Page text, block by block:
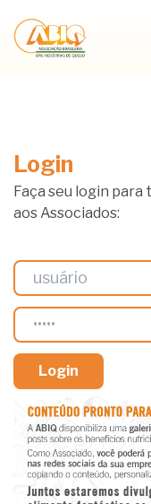
Login
Faça seu login
aos Associados: